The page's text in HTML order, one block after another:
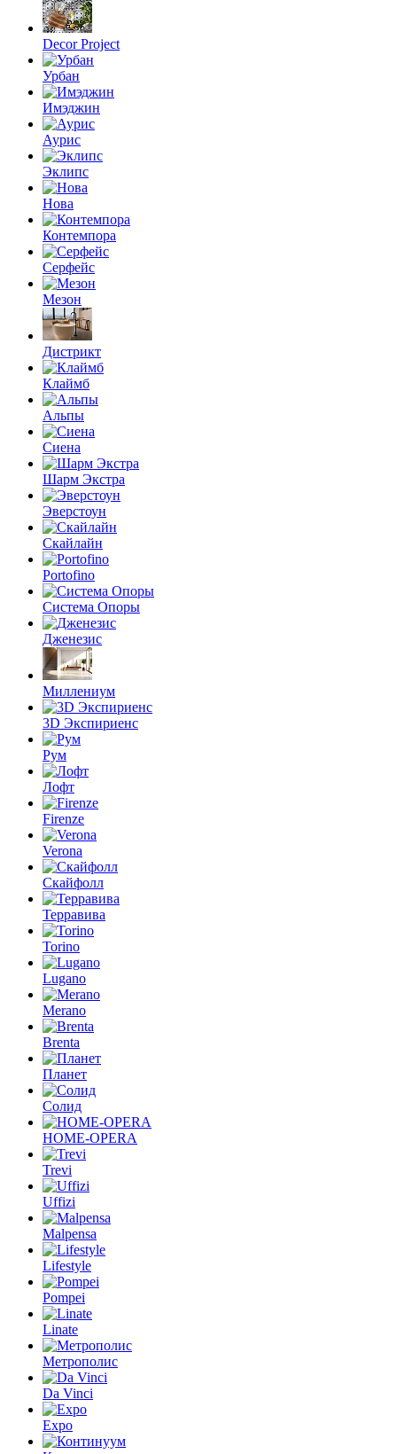
Decor Project
Урбан
Имэджин
Аурис
Эклипс
Нова
Контемпора
Серфейс
Мезон
Дистрикт
Клаймб
Альпы
Сиена
Шарм Экстра
Эверстоун
Скайлайн
Portofino
Система Опоры
Дженезис
Миллениум
3D Экспириенс
Рум
Лофт
Firenze
Verona
Скайфолл
Терравива
Torino
Lugano
Merano
Brenta
Планет
Солид
HOME-OPERA
Trevi
Uffizi
Malpensa
Lifestyle
Pompei
Linate
Метрополис
Da Vinci
Expo